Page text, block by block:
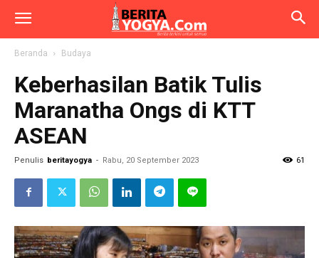
Beranda Budaya
Keberhasilan Batik Tulis
Maranatha Ongs di KTT
ASEAN
Penulis beritayogya - Rabu, 20 September 2023 61